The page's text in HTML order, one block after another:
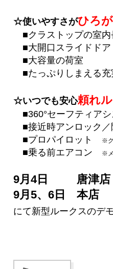
☆使いやすさがひろ
■クラストップの室内
■大開口スライドドア
■大容量の荷室
■たっぷりしまえる充
☆いつでも安心頼れ
■360°セーフティア
■接近時アンロック
■プロパイロット ※
■乗る前エアコン ※
9月4日 唐津店
9月5、6日 本店
にて新型ルークスのデ